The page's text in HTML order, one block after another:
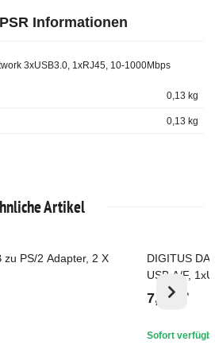
Informationen
3xUSB3.0, 1xRJ45, 10-1000Mbps
0,13 kg
0,13 kg
Artikel
zu PS/2 Adapter, 2 X
Top
DIGITUS
USB A/F,
7,50 € *
Sofort